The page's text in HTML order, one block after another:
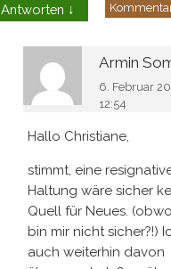
Antworten ↓
Armin
6. Februar
12:54
Hallo Christiane,
stimmt, eine
Haltung wäre sicher
Quell für Neues.
bin mir nicht sicher?!)
auch weiterhin davon